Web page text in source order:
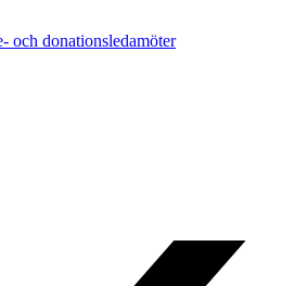
och donationsledamöter